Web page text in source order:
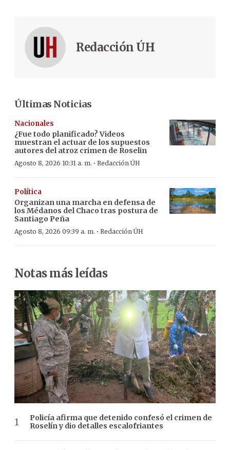
Redacción ÚH
Últimas Noticias
Nacionales
¿Fue todo planificado? Videos
muestran el actuar de los supuestos
autores del atroz crimen de Roselin
Agosto 8, 2026 10:31 a. m. · Redacción ÚH
Política
Organizan una marcha en defensa de
los Médanos del Chaco tras postura de
Santiago Peña
Agosto 8, 2026 09:39 a. m. · Redacción ÚH
Notas más leídas
Policía afirma que detenido confesó el crimen de
Roselín y dio detalles escalofriantes